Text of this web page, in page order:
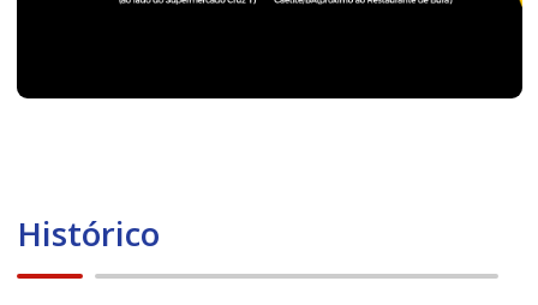
Histórico